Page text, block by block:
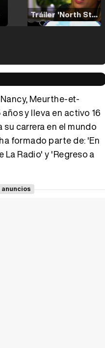
Tráiler 'North Star' (2023)
Tráiler en español de 'La isla olvidada'
Tráiler 'Vida perra' (2026)
Meurthe-et-
y lleva en activo 16
su carrera en el mundo
formado parte de: 'En
La Radio' y 'Regreso a